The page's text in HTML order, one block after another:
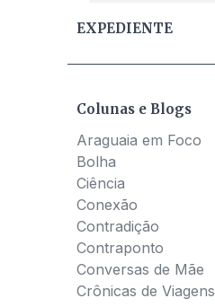
EXPEDIENTE
Colunas e Blogs
Araguaia em Foco
Bolha
Ciência
Conexão
Contradição
Contraponto
Conversas de Mãe
Crônicas de Viagens